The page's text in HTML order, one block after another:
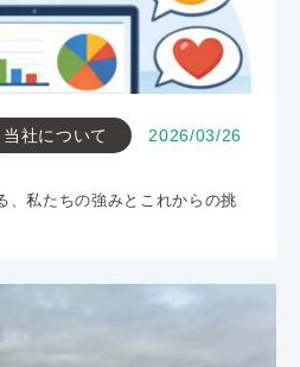
当社について 2026/03/26
、私たちの強みとこれからの挑